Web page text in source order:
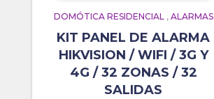
DOMÓTICA RESIDENCIAL, ALARMAS
KIT PANEL DE ALARMA
HIKVISION / WIFI / 3G Y
4G / 32 ZONAS / 32
SALIDAS